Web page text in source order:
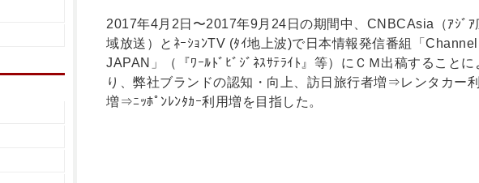
2017年4月2日〜2017年9月24日の期間中、CNBCAsia（ｱｼﾞｱ
域放送）とﾈｰｼｮﾝTV (ﾀｲ地上波)で日本情報発信番組「Channel
JAPAN」（『ﾜｰﾙﾄﾞﾋﾞｼﾞﾈｽｻﾃﾗｲﾄ』等）にＣＭ出稿することに
り、弊社ブランドの認知・向上、訪日旅行者増⇒レンタカー
増⇒ﾆｯﾎﾟﾝﾚﾝﾀｶｰ利用増を目指した。